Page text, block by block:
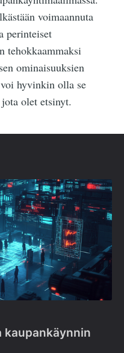
voimaannuta
perinteiset
tehokkaammaksi
ominaisuuksien
voi hyvinkin olla se
olet etsinyt.
kaupankäynnin